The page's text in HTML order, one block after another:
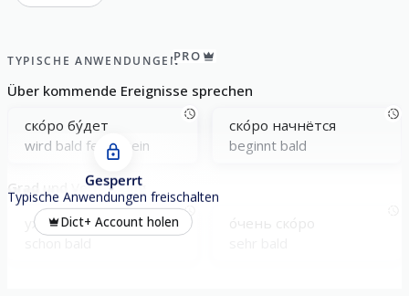
TYPISCHE ANWENDUNGENPRO
Über kommende Ereignisse sprechen
ско́ро бу́дет
wird bald fertig sein
ско́ро начнётся
beginnt bald
Grad und Verneinung
уже́ ско́ро
Gesperrt
Typische Anwendungen freischalten
Dict+ Account holen